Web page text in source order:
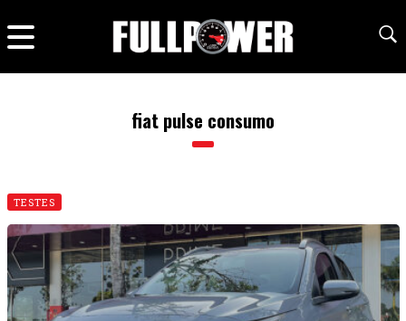
fiat pulse consumo
TESTES